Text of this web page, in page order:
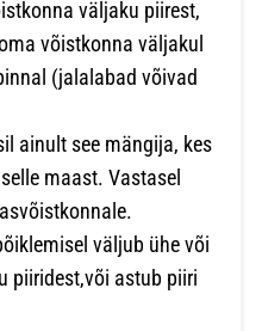
väljaku piirest,
võistkonna väljakul
(jalalabad võivad
ainult see mängija, kes
maast. Vastasel
väljub ühe või
piiridest,või astub piiri